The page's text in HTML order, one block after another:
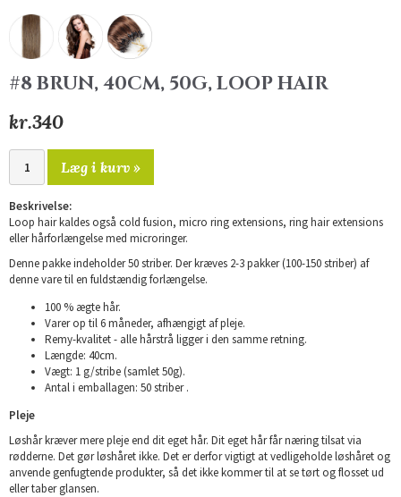
#8 BRUN, 40CM, 50G, LOOP HAIR
kr.340
Læg i kurv »
Beskrivelse:
Loop hair kaldes også cold fusion, micro ring extensions, ring hair extensions
eller hårforlængelse med microringer.
Denne pakke indeholder 50 striber. Der kræves 2-3 pakker (100-150 striber) af
denne vare til en fuldstændig forlængelse.
100 % ægte hår.
Varer op til 6 måneder, afhængigt af pleje.
Remy-kvalitet - alle hårstrå ligger i den samme retning.
Længde: 40cm.
Vægt: 1 g/stribe (samlet 50g).
Antal i emballagen: 50 striber .
Pleje
Løshår kræver mere pleje end dit eget hår. Dit eget hår får næring tilsat via
rødderne. Det gør løshåret ikke. Det er derfor vigtigt at vedligeholde løshåret og
anvende genfugtende produkter, så det ikke kommer til at se tørt og flosset ud
eller taber glansen.